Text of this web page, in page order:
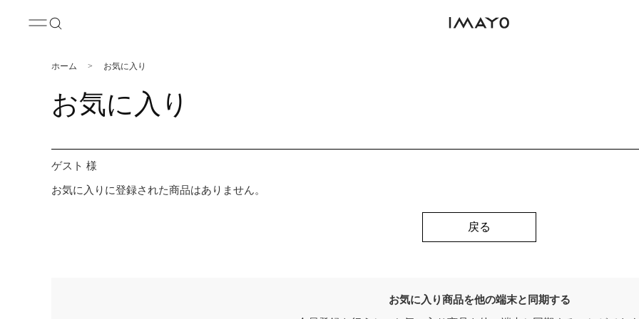
ホーム > お気に入り
お気に入り
ゲスト 様
お気に入りに登録された商品はありません。
戻る
お気に入り商品を他の端末と同期する